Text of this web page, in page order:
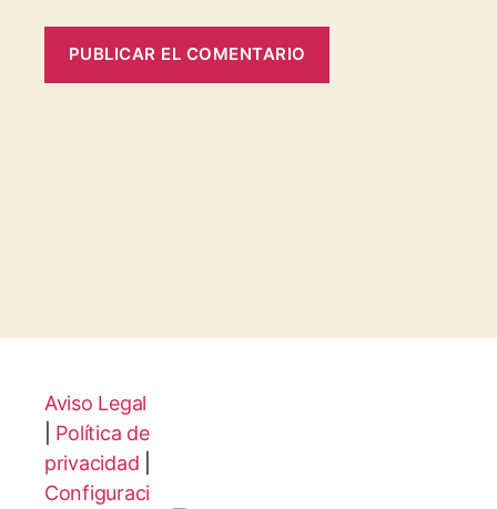
Aviso Legal
Política de
privacidad
Configuraci